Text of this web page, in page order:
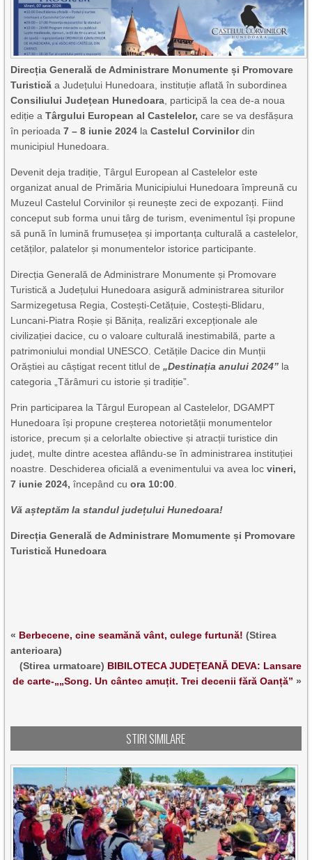
Direcția Generală de Administrare Monumente și Promovare
Turistică a Județului Hunedoara, instituție aflată în subordinea
Consiliului Județean Hunedoara, participă la cea de-a noua
ediție aTârgului European al Castelelor, care se va desfășura
în perioada7 – 8 iunie 2024 laCastelul Corvinilordin
municipiul Hunedoara.
Devenit deja tradiție, Târgul European al Castelelor este
organizat anual de Primăria Municipiului Hunedoara împreună cu
Muzeul Castelul Corvinilor și reunește zeci de expozanți. Fiind
conceput sub forma unui târg de turism, evenimentul își propune
să pună în lumină frumusețea și importanța culturală a castelelor,
cetăților, palatelor și monumentelor istorice participante.
Direcția Generală de Administrare Monumente și Promovare
Turistică a Județului Hunedoara asigură administrarea siturilor
Sarmizegetusa Regia, Costești-Cetățuie, Costești-Blidaru,
Luncani-Piatra Roșie și Bănița, realizări excepționale ale
civilizației dacice, cu o valoare culturală inestimabilă, parte a
patrimoniului mondial UNESCO. Cetățile Dacice din Munții
Orăștiei au câștigat recent titlul de„Destinația anului 2024” la
categoria „Tărâmuri cu istorie și tradiție”.
Prin participarea la Târgul European al Castelelor, DGAMPT
Hunedoara își propune creșterea notorietății monumentelor
istorice, precum și a celorlalte obiective și atracții turistice din
județ, multe dintre acestea aflându-se în administrarea instituției
noastre. Deschiderea oficială a evenimentului va avea locvineri,
7 iunie 2024, începând cuora 10:00.
Vă așteptăm la standul județului Hunedoara!
Direcția Generală de Administrare Momumente și Promovare
Turistică Hunedoara
« Berbecene, cine seamănă vânt, culege furtună! (Stirea
anterioara)
(Stirea urmatoare) BIBILOTECA JUDEȚEANĂ DEVA: Lansare
de carte-„„Song. Un cântec amuțit. Trei decenii fără Oanță” »
STIRI SIMILARE